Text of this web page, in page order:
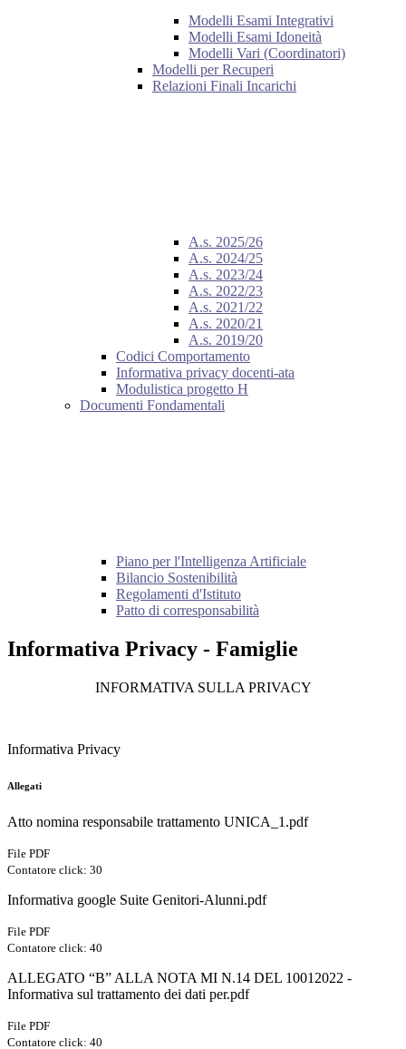
Modelli Esami Integrativi
Modelli Esami Idoneità
Modelli Vari (Coordinatori)
Modelli per Recuperi
Relazioni Finali Incarichi
A.s. 2025/26
A.s. 2024/25
A.s. 2023/24
A.s. 2022/23
A.s. 2021/22
A.s. 2020/21
A.s. 2019/20
Codici Comportamento
Informativa privacy docenti-ata
Modulistica progetto H
Documenti Fondamentali
Piano per l'Intelligenza Artificiale
Bilancio Sostenibilità
Regolamenti d'Istituto
Patto di corresponsabilità
Informativa Privacy - Famiglie
INFORMATIVA SULLA PRIVACY
Informativa Privacy
Allegati
Atto nomina responsabile trattamento UNICA_1.pdf
File PDF
Contatore click: 30
Informativa google Suite Genitori-Alunni.pdf
File PDF
Contatore click: 40
ALLEGATO “B” ALLA NOTA MI N.14 DEL 10012022 -
Informativa sul trattamento dei dati per.pdf
File PDF
Contatore click: 40